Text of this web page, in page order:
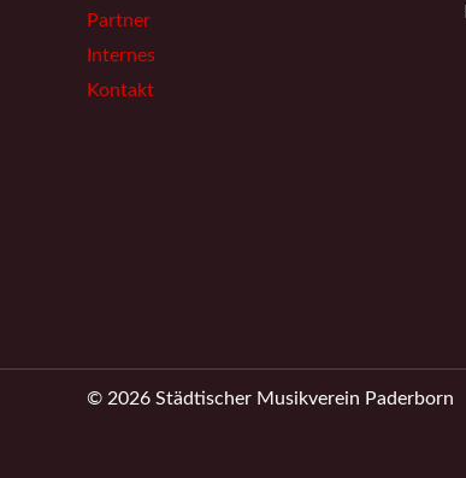
Partner
Internes
Kontakt
© 2026 Städtischer Musikverein Paderborn